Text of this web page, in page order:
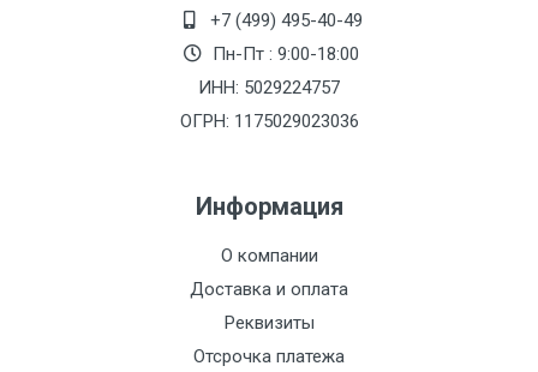
+7 (499) 495-40-49
Пн-Пт : 9:00-18:00
ИНН: 5029224757
ОГРН: 1175029023036
Информация
О компании
Доставка и оплата
Реквизиты
Отсрочка платежа